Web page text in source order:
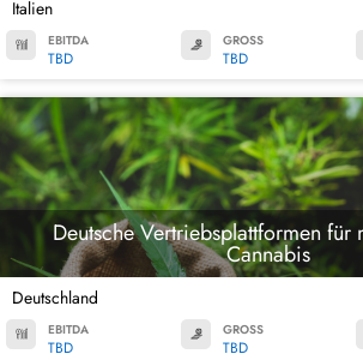
Italien
EBITDA
TBD
GROSS
TBD
Deutsche Vertriebsplattformen für
Cannabis
Deutschland
EBITDA
TBD
GROSS
TBD